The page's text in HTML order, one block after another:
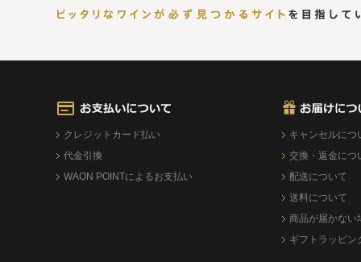
クレジットカード払い
代金引換
WAON POINTによるお支払い
キャンセルにつ
交換・返金につ
配送について
送料について
商品が届かない
ギフトラッピン